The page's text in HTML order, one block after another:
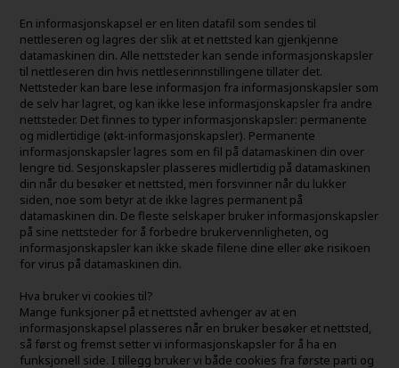
En informasjonskapsel er en liten datafil som sendes til
nettleseren og lagres der slik at et nettsted kan gjenkjenne
datamaskinen din. Alle nettsteder kan sende informasjonskapsler
til nettleseren din hvis nettleserinnstillingene tillater det.
Nettsteder kan bare lese informasjon fra informasjonskapsler som
de selv har lagret, og kan ikke lese informasjonskapsler fra andre
nettsteder. Det finnes to typer informasjonskapsler: permanente
og midlertidige (økt-informasjonskapsler). Permanente
informasjonskapsler lagres som en fil på datamaskinen din over
lengre tid. Sesjonskapsler plasseres midlertidig på datamaskinen
din når du besøker et nettsted, men forsvinner når du lukker
siden, noe som betyr at de ikke lagres permanent på
datamaskinen din. De fleste selskaper bruker informasjonskapsler
på sine nettsteder for å forbedre brukervennligheten, og
informasjonskapsler kan ikke skade filene dine eller øke risikoen
for virus på datamaskinen din.
Hva bruker vi cookies til?
Mange funksjoner på et nettsted avhenger av at en
informasjonskapsel plasseres når en bruker besøker et nettsted,
så først og fremst setter vi informasjonskapsler for å ha en
funksjonell side. I tillegg bruker vi både cookies fra første parti og